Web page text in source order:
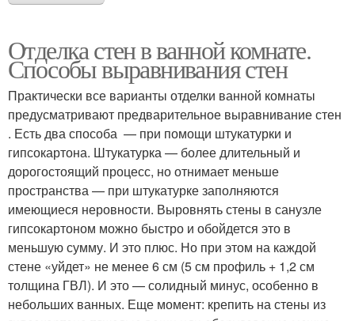
Отделка стен в ванной комнате.
Способы выравнивания стен
Практически все варианты отделки ванной комнаты
предусматривают предварительное выравнивание стен
. Есть два способа — при помощи штукатурки и
гипсокартона. Штукатурка — более длительный и
дорогостоящий процесс, но отнимает меньше
пространства — при штукатурке заполняются
имеющиеся неровности. Выровнять стены в санузле
гипсокартоном можно быстро и обойдется это в
меньшую сумму. И это плюс. Но при этом на каждой
стене «уйдет» не менее 6 см (5 см профиль + 1,2 см
толщина ГВЛ). И это — солидный минус, особенно в
небольших ванных. Еще момент: крепить на стены из